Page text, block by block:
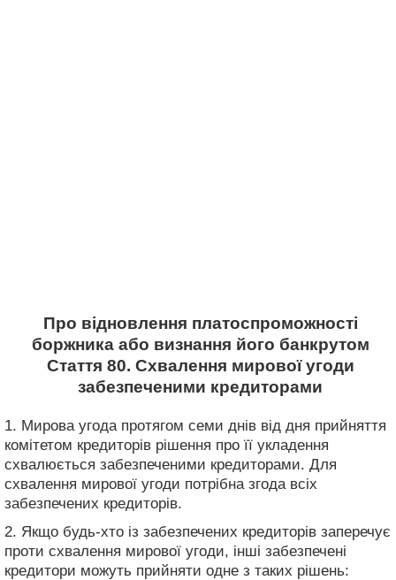
Про відновлення платоспроможності
боржника або визнання його банкрутом
Стаття 80. Схвалення мирової угоди
забезпеченими кредиторами
1. Мирова угода протягом семи днів від дня прийняття
комітетом кредиторів рішення про її укладення
схвалюється забезпеченими кредиторами. Для
схвалення мирової угоди потрібна згода всіх
забезпечених кредиторів.
2. Якщо будь-хто із забезпечених кредиторів заперечує
проти схвалення мирової угоди, інші забезпечені
кредитори можуть прийняти одне з таких рішень: